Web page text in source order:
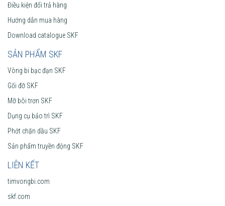
Điều kiện đổi trả hàng
Hướng dẫn mua hàng
Download catalogue SKF
SẢN PHẨM SKF
Vòng bi bạc đạn SKF
Gối đỡ SKF
Mỡ bôi trơn SKF
Dụng cụ bảo trì SKF
Phớt chặn dầu SKF
Sản phẩm truyền động SKF
LIÊN KẾT
timvongbi.com
skf.com